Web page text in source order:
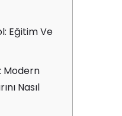
Eğitim Ve
Modern
Nasıl